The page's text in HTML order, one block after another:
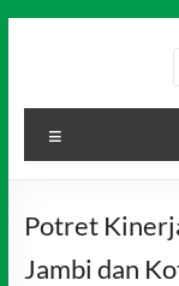
Media
Indonesia
Potret
Jambi dan